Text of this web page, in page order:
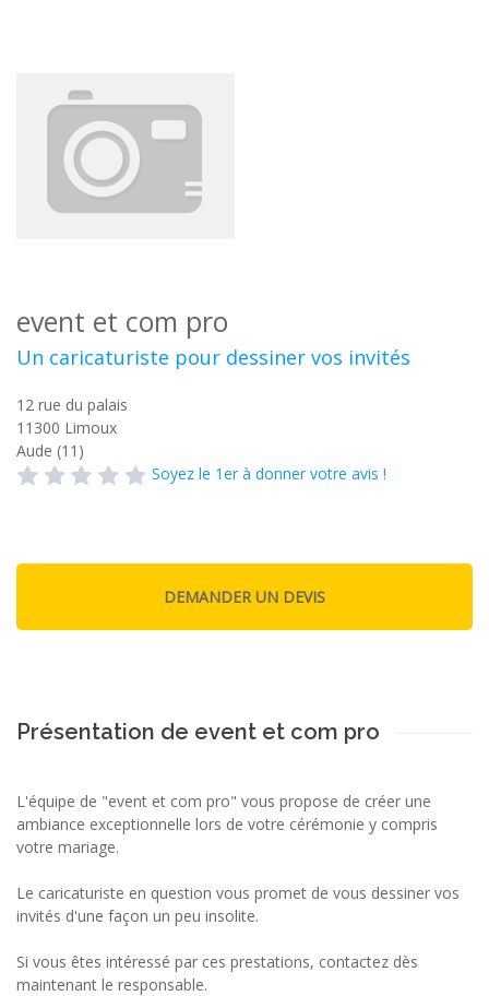
event et com pro
Un caricaturiste pour dessiner vos invités
12 rue du palais
11300 Limoux
Aude (11)
Soyez le 1er à donner votre avis !
Présentation de event et com pro
L'équipe de "event et com pro" vous propose de créer une
ambiance exceptionnelle lors de votre cérémonie y compris
votre mariage.
Le caricaturiste en question vous promet de vous dessiner vos
invités d'une façon un peu insolite.
Si vous êtes intéressé par ces prestations, contactez dès
maintenant le responsable.